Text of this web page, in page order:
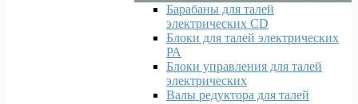
Барабаны для талей
электрических CD
Блоки для талей электрических
РА
Блоки управления для талей
электрических
Валы редуктора для талей